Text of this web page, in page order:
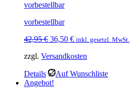
vorbestellbar
vorbestellbar
42,95€ Ursprünglicher
war:
36,50 €Aktueller
ist:
inkl. gesetzl. MwSt.
zzgl. Versandkosten
Details
Auf Wunschliste
Angebot!